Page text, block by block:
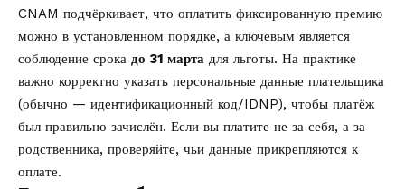
CNAM подчёркивает, что оплатить фиксированную премию
можно в установленном порядке, а ключевым является
соблюдение срока до 31 марта для льготы. На практике
важно корректно указать персональные данные плательщика
(обычно — идентификационный код/IDNP), чтобы платёж
был правильно зачислён. Если вы платите не за себя, а за
родственника, проверяйте, чьи данные прикрепляются к
оплате.